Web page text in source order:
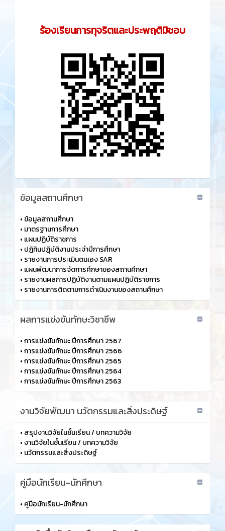
ร้องเรียนการทุจริตและประพฤติมิชอบ
ข้อมูลสถานศึกษา
• ข้อมูลสถานศึกษา
• มาตรฐานการศึกษา
• แผนปฏิบัติราชการ
• ปฏิทินปฏฺิบัติงานประจำปีการศึกษา
• รายงานการประเมินตนเอง SAR
• แผนพัฒนาการจัดการศึกษาของสถานศึกษา
• รายงานผลการปฏิบัติงานตามแผนปฏิบัติราชการ
• รายงานการติดตามการดำเนินงานของสถานศึกษา
ผลการแข่งขันทักษะวิชาชีพ
•การแข่งขันทักษะ ปีการศึกษา 2567
•การแข่งขันทักษะ ปีการศึกษา 2566
•การแข่งขันทักษะ ปีการศึกษา 2565
•การแข่งขันทักษะ ปีการศึกษา 2564
•การแข่งขันทักษะ ปีการศึกษา 2563
งานวิจัยพัฒนา นวัตกรรมและสิ่งประดิษฐ์
• สรุปงานวิจัยในชั้นเรียน / บทความวิจัย
•งานวิจัยในชั้นเรียน / บทความวิจัย
• นวัตกรรมและสิ่งประดิษฐ์
คู่มือนักเรียน-นักศึกษา
• คู่มือนักเรียน-นักศึกษา